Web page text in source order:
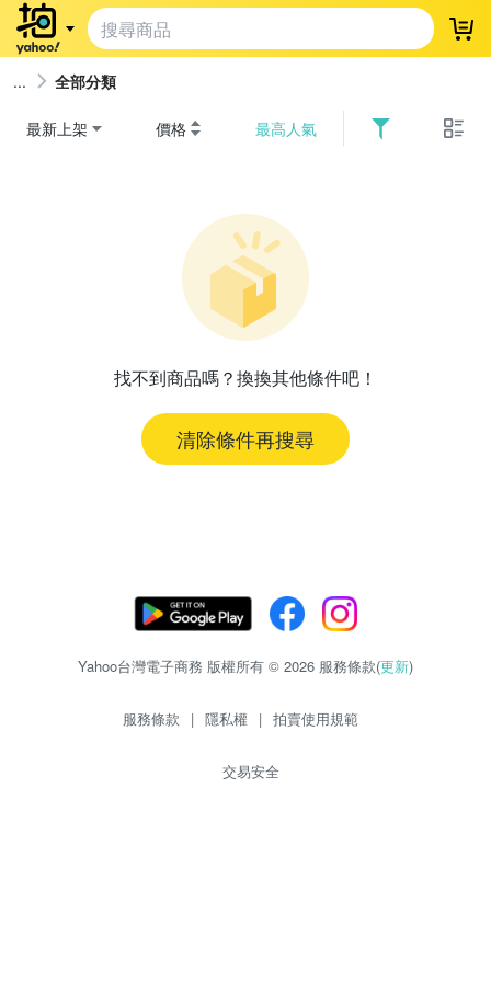
登
全部分類
最新上架 價格 最高人氣
找不到商品嗎？換換其他條件吧！
清除條件再搜尋
Yahoo台灣電子商務 版權所有 © 2026 服務條款(更新)
服務條款 | 隱私權 | 拍賣使用規範
交易安全